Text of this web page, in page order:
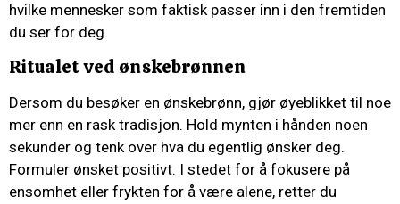
hvilke mennesker som faktisk passer inn i den fremtiden
du ser for deg.
Ritualet ved ønskebrønnen
Dersom du besøker en ønskebrønn, gjør øyeblikket til noe
mer enn en rask tradisjon. Hold mynten i hånden noen
sekunder og tenk over hva du egentlig ønsker deg.
Formuler ønsket positivt. I stedet for å fokusere på
ensomhet eller frykten for å være alene, retter du